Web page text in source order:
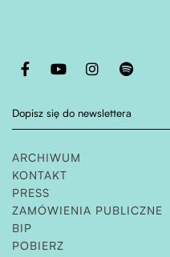
Otwiera stronę w nowej karcie
Otwiera stronę w nowej
Otwiera stronę w
Otwiera
Dopisz się do newslettera
ARCHIWUM
KONTAKT
PRESS
ZAMÓWIENIA PUBLICZNE
BIP
POBIERZ